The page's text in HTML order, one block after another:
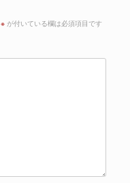
※ が付いている欄は必須項目です